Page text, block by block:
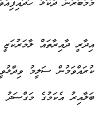
އިދާރީ ދާއިރާތައް
ކުރައްވަމުން ސަލީމު
ބަލާއިރު އެކަމުގެ މަގްސަދު